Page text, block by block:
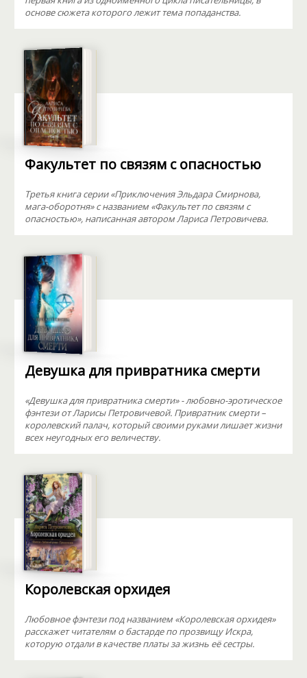
основе сюжета которого лежит тема попаданства.
Факультет по связям с опасностью
Третья книга серии «Приключения Эльдара Смирнова,
мага-оборотня» с названием «Факультет по связям с
опасностью», написанная автором Лариса Петровичева.
Девушка для привратника смерти
«Девушка для привратника смерти» - любовно-эротическое
фэнтези от Ларисы Петровичевой. Привратник смерти –
королевский палач, который своими руками лишает жизни
всех неугодных его величеству.
Королевская орхидея
Любовное фэнтези под названием «Королевская орхидея»
расскажет читателям о бастарде по прозвищу Искра,
которую отдали в качестве платы за жизнь её сестры.